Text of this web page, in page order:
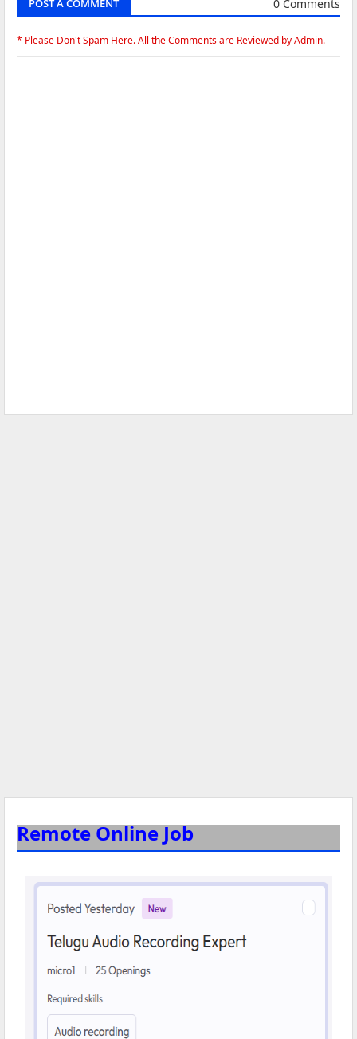
POST A COMMENT 0 Comments
* Please Don't Spam Here. All the Comments are Reviewed by Admin.
Remote Online Job